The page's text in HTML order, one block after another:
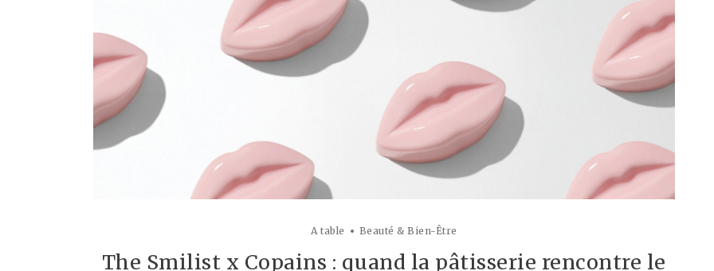
A table Beauté & Bien-Être
The Smilist x Copains : quand la pâtisserie rencontre le